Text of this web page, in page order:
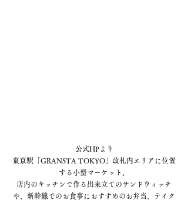
公式HPより
東京駅「GRANSTA TOKYO」改札内エリアに位置
する小型マーケット。
店内のキッチンで作る出来立てのサンドウィッチ
や、新幹線でのお食事におすすめのお弁当、テイク